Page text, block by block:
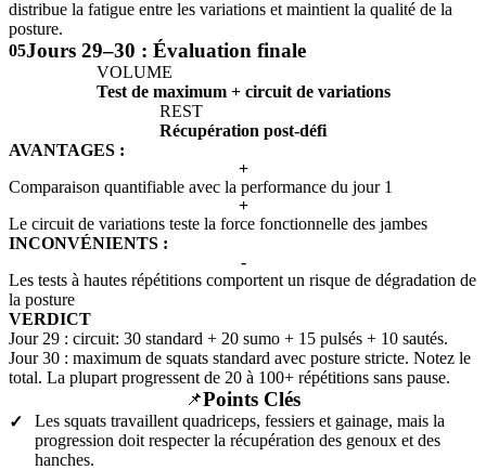
distribue la fatigue entre les variations et maintient la qualité de la
posture.
05Jours 29–30 : Évaluation finale
VOLUME
Test de maximum + circuit de variations
REST
Récupération post-défi
AVANTAGES :
+
Comparaison quantifiable avec la performance du jour 1
+
Le circuit de variations teste la force fonctionnelle des jambes
INCONVÉNIENTS :
-
Les tests à hautes répétitions comportent un risque de dégradation de
la posture
VERDICT
Jour 29 : circuit: 30 standard + 20 sumo + 15 pulsés + 10 sautés.
Jour 30 : maximum de squats standard avec posture stricte. Notez le
total. La plupart progressent de 20 à 100+ répétitions sans pause.
📌Points Clés
✓
Les squats travaillent quadriceps, fessiers et gainage, mais la
progression doit respecter la récupération des genoux et des
hanches.